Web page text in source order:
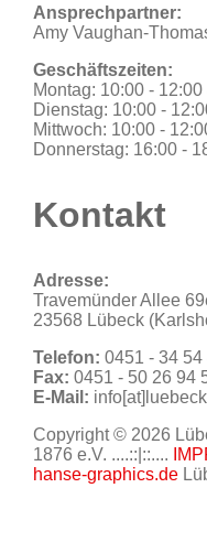
Ansprechpartner:
Amy Vaughan-
Geschäftszeiten:
Montag: 10:00 -
Dienstag: 10:00 -
Mittwoch: 10:00 -
Donnerstag: 16:00 -
Kontakt
Adresse:
Travemünder Allee
23568 Lübeck
Telefon: 0451 - 34 54
Fax: 0451 - 50 26 94
E-Mail:
Copyright © 2026
1876 e.V. ....::|::....
hanse-graphics.de